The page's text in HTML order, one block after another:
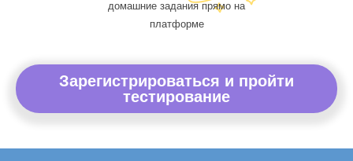
домашние задания прямо на
платформе
Зарегистрироваться и пройти
тестирование